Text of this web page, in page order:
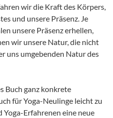
wir die Kraft des Körpers,
und unsere Präsenz. Je
unsere Präsenz erhellen,
wir unsere Natur, die nicht
uns umgebenden Natur des
Buch ganz konkrete
für Yoga-Neulinge leicht zu
Yoga-Erfahrenen eine neue